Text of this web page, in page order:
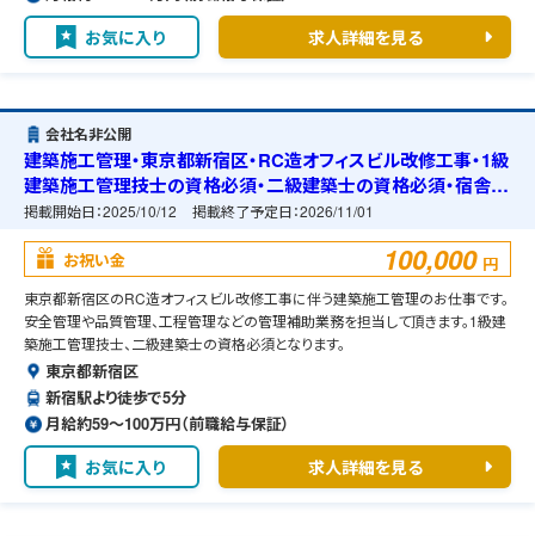
お気に入り 求人詳細を見る
会社名非公開
建築施工管理・東京都新宿区・RC造オフィスビル改修工事・1級
建築施工管理技士の資格必須・二級建築士の資格必須・宿舎の
準備可能
掲載開始日：2025/10/12 掲載終了予定日：2026/11/01
お祝い金 100,000 円
東京都新宿区のRC造オフィスビル改修工事に伴う建築施工管理のお仕事です。
安全管理や品質管理、工程管理などの管理補助業務を担当して頂きます。1級建
築施工管理技士、二級建築士の資格必須となります。
東京都新宿区
新宿駅より徒歩で5分
月給約59〜100万円（前職給与保証）
お気に入り 求人詳細を見る